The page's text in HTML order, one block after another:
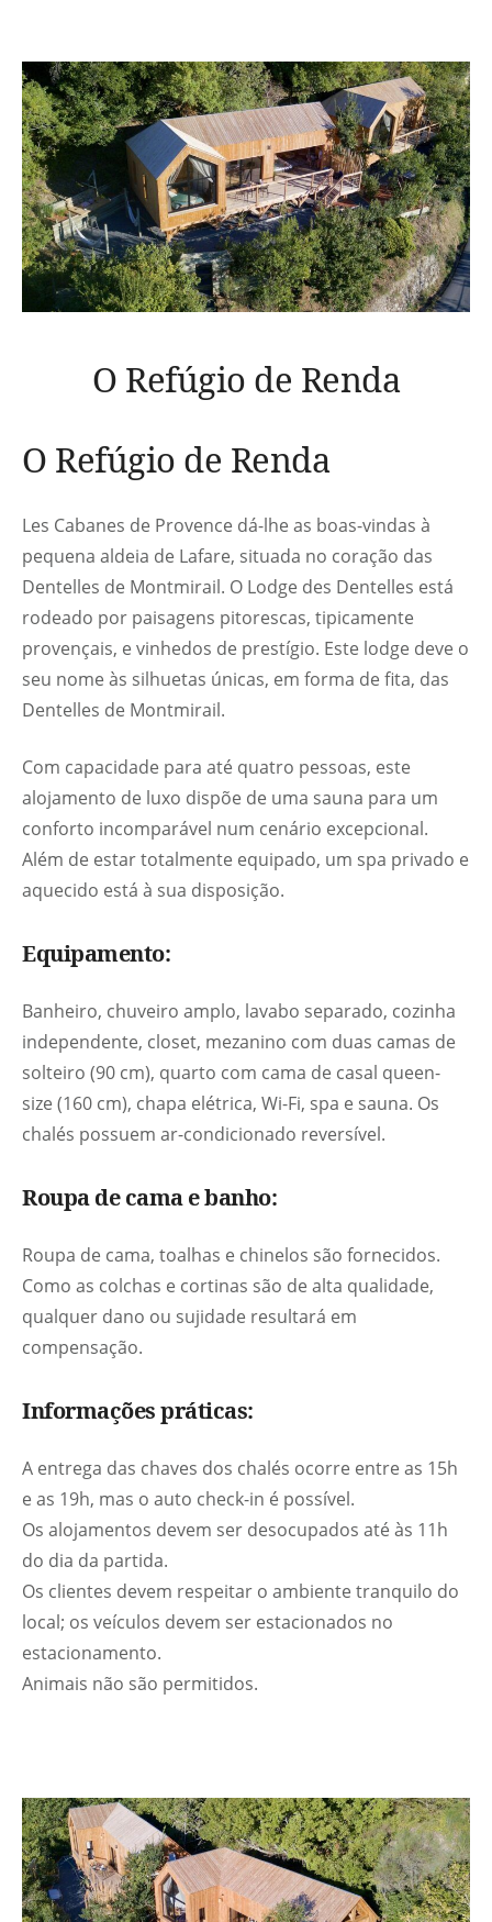
O Refúgio de Renda
O Refúgio de Renda
Les Cabanes de Provence dá-lhe as boas-vindas à
pequena aldeia de Lafare, situada no coração das
Dentelles de Montmirail. O Lodge des Dentelles está
rodeado por paisagens pitorescas, tipicamente
provençais, e vinhedos de prestígio. Este lodge deve o
seu nome às silhuetas únicas, em forma de fita, das
Dentelles de Montmirail.
Com capacidade para até quatro pessoas, este
alojamento de luxo dispõe de uma sauna para um
conforto incomparável num cenário excepcional.
Além de estar totalmente equipado, um spa privado e
aquecido está à sua disposição.
Equipamento:
Banheiro, chuveiro amplo, lavabo separado, cozinha
independente, closet, mezanino com duas camas de
solteiro (90 cm), quarto com cama de casal queen-
size (160 cm), chapa elétrica, Wi-Fi, spa e sauna. Os
chalés possuem ar-condicionado reversível.
Roupa de cama e banho:
Roupa de cama, toalhas e chinelos são fornecidos.
Como as colchas e cortinas são de alta qualidade,
qualquer dano ou sujidade resultará em
compensação.
Informações práticas:
A entrega das chaves dos chalés ocorre entre as 15h
e as 19h, mas o auto check-in é possível.
Os alojamentos devem ser desocupados até às 11h
do dia da partida.
Os clientes devem respeitar o ambiente tranquilo do
local; os veículos devem ser estacionados no
estacionamento.
Animais não são permitidos.